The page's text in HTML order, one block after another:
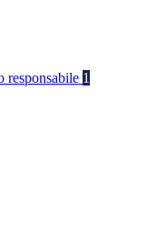
responsabile 1